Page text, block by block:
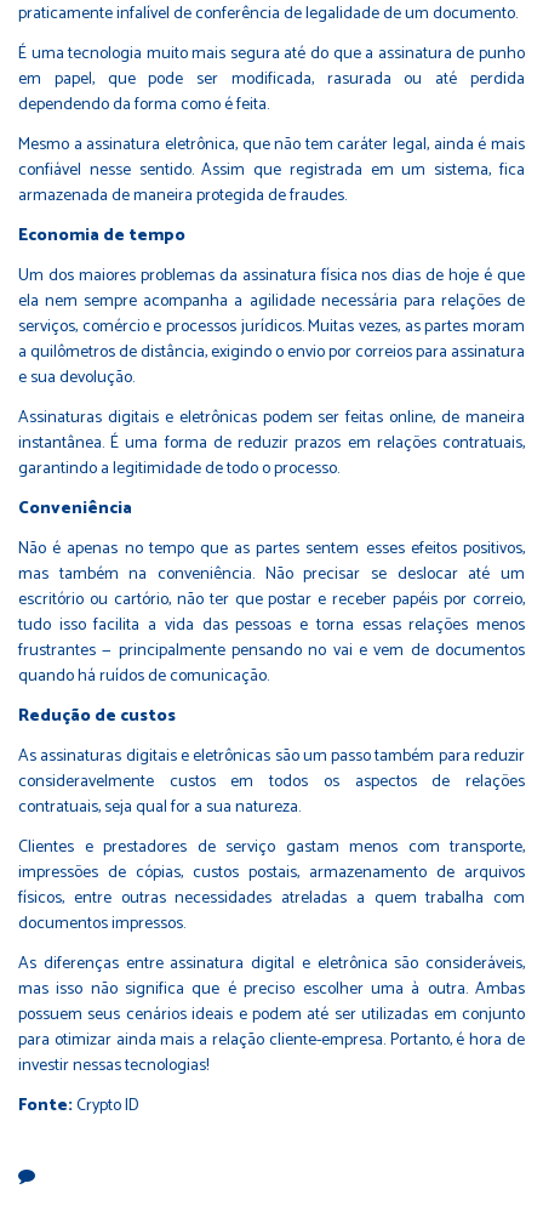
praticamente infalível de conferência de legalidade de um documento.
É uma tecnologia muito mais segura até do que a assinatura de punho
em papel, que pode ser modificada, rasurada ou até perdida
dependendo da forma como é feita.
Mesmo a assinatura eletrônica, que não tem caráter legal, ainda é mais
confiável nesse sentido. Assim que registrada em um sistema, fica
armazenada de maneira protegida de fraudes.
Economia de tempo
Um dos maiores problemas da assinatura física nos dias de hoje é que
ela nem sempre acompanha a agilidade necessária para relações de
serviços, comércio e processos jurídicos. Muitas vezes, as partes moram
a quilômetros de distância, exigindo o envio por correios para assinatura
e sua devolução.
Assinaturas digitais e eletrônicas podem ser feitas online, de maneira
instantânea. É uma forma de reduzir prazos em relações contratuais,
garantindo a legitimidade de todo o processo.
Conveniência
Não é apenas no tempo que as partes sentem esses efeitos positivos,
mas também na conveniência. Não precisar se deslocar até um
escritório ou cartório, não ter que postar e receber papéis por correio,
tudo isso facilita a vida das pessoas e torna essas relações menos
frustrantes — principalmente pensando no vai e vem de documentos
quando há ruídos de comunicação.
Redução de custos
As assinaturas digitais e eletrônicas são um passo também para reduzir
consideravelmente custos em todos os aspectos de relações
contratuais, seja qual for a sua natureza.
Clientes e prestadores de serviço gastam menos com transporte,
impressões de cópias, custos postais, armazenamento de arquivos
físicos, entre outras necessidades atreladas a quem trabalha com
documentos impressos.
As diferenças entre assinatura digital e eletrônica são consideráveis,
mas isso não significa que é preciso escolher uma à outra. Ambas
possuem seus cenários ideais e podem até ser utilizadas em conjunto
para otimizar ainda mais a relação cliente-empresa. Portanto, é hora de
investir nessas tecnologias!
Fonte:Crypto ID